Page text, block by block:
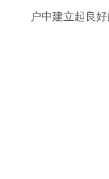
户中建立起良